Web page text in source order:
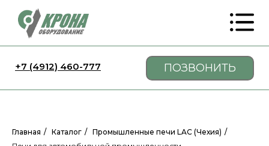
+7 (4912) 460-777 ПОЗВОНИТЬ
Главная / Каталог / Промышленные печи LAC (Чехия) /